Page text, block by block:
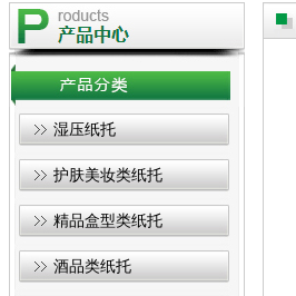
湿压纸托
护肤美妆类纸托
精品盒型类纸托
酒品类纸托